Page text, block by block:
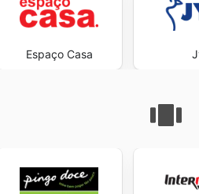
Espaço Casa